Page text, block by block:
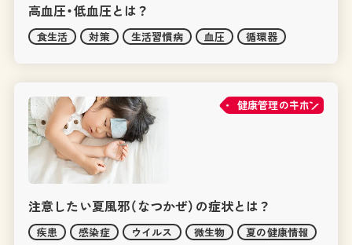
高血圧・低血圧とは？
食生活 対策 生活習慣病 血圧 循環器
健康管理の
注意したい夏風邪（なつかぜ）の症状とは？
疾患 感染症 ウイルス 微生物
夏の健康情報